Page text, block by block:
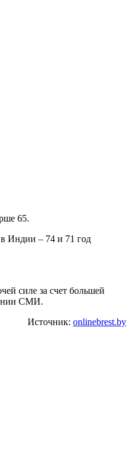
65.
Индии – 74 и 71 год
силе за счет большей
СМИ.
Источник: onlinebrest.by